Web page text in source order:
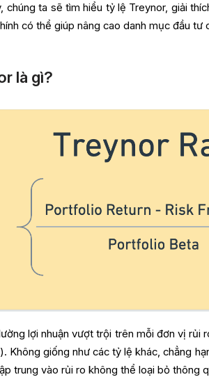
chúng ta sẽ tìm hiểu tỷ lệ Treynor, giải
có thể giúp nâng cao danh mục đầu tư
là gì?
lợi nhuận vượt trội trên mỗi đơn vị rủi
Không giống như các tỷ lệ khác, chẳng
trung vào rủi ro không thể loại bỏ thông